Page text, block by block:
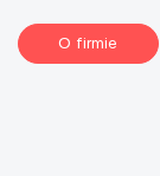
O firmie